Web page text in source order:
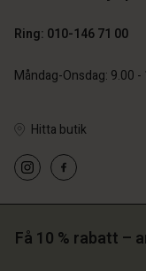
Ring: 010-146 71 00
Måndag-Onsdag: 9.00 -
Hitta butik
Få 10 % rabatt –